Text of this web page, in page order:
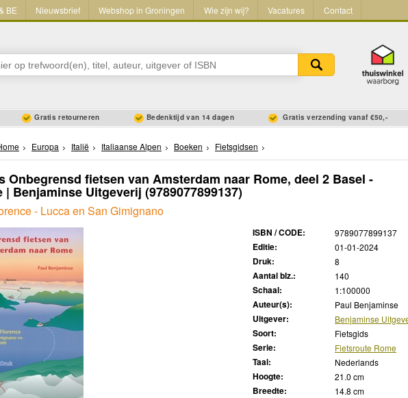
BE Nieuwsbrief Webshop in Groningen Wie zijn wij? Vacatures Contact
Gratis retourneren Bedenktijd van 14 dagen Gratis verzending vanaf €50,-
Europa Italië Italiaanse Alpen Boeken Fietsgidsen
Onbegrensd fietsen van Amsterdam naar Rome, deel 2 Basel -
| Benjaminse Uitgeverij (9789077899137)
- Lucca en San Gimignano
ISBN / CODE: 9789077899137
Editie: 01-01-2024
Druk: 8
Aantal blz.: 140
Schaal: 1:100000
Auteur(s): Paul Benjaminse
Uitgever: Benjaminse
Soort: Fietsgids
Serie: Fietsroute Rome
Taal: Nederlands
Hoogte: 21.0 cm
Breedte: 14.8 cm